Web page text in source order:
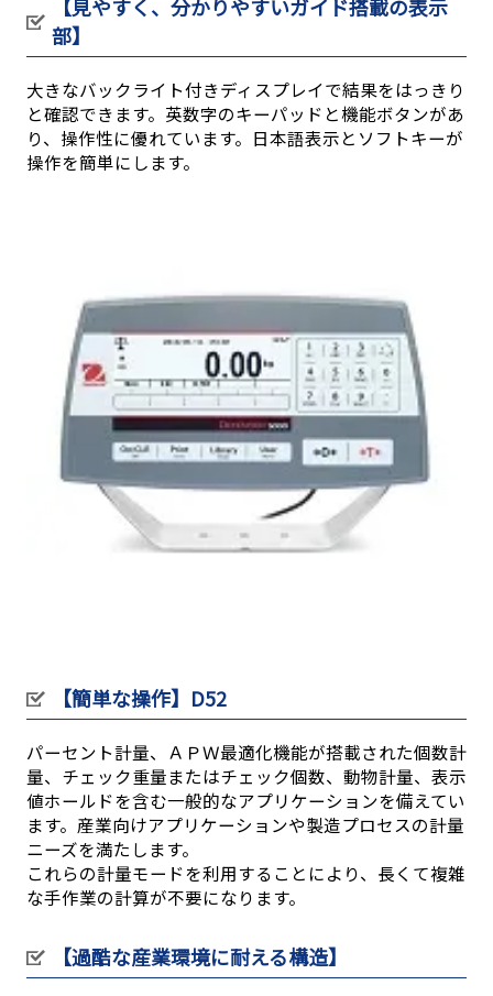
【見やすく、分かりやすいガイド搭載の表示
部】
大きなバックライト付きディスプレイで結果をはっきり
と確認できます。英数字のキーパッドと機能ボタンがあ
り、操作性に優れています。日本語表示とソフトキーが
操作を簡単にします。
【簡単な操作】D52
パーセント計量、ＡＰＷ最適化機能が搭載された個数計
量、チェック重量またはチェック個数、動物計量、表示
値ホールドを含む一般的なアプリケーションを備えてい
ます。産業向けアプリケーションや製造プロセスの計量
ニーズを満たします。
これらの計量モードを利用することにより、長くて複雑
な手作業の計算が不要になります。
【過酷な産業環境に耐える構造】